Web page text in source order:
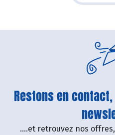
Restons en
....et retrouvez nos